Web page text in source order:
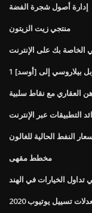
إدارة أصول شجرة الفضة
منتجي زيت الزيتون
الخاصة بك على الإنترنت
بيلاروسي إلى [أوسد]
العقاري مع نقاط سلبية
التطبيقات عبر الإنترنت
النفط الحالية للغالون
مخطط مقهى
الخيارات في الهند
تسييل يوتيوب 2020